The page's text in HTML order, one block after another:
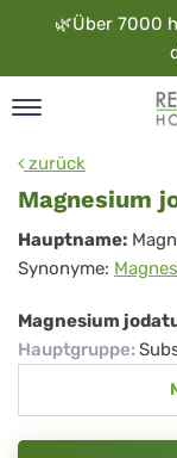
🌿Über 7000
zurück
Magnesium
jodatum
Hauptname:
Synonyme:
Magnesium
Hauptgruppe: